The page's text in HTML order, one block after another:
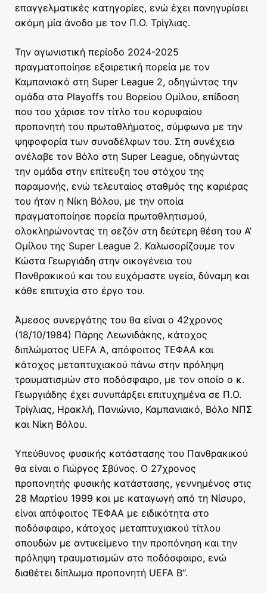
επαγγελματικές κατηγορίες, ενώ έχει πανηγυρίσει
ακόμη μία άνοδο με τον Π.Ο. Τρίγλιας.
Την αγωνιστική περίοδο 2024-2025
πραγματοποίησε εξαιρετική πορεία με τον
Καμπανιακό στη Super League 2, οδηγώντας την
ομάδα στα Playoffs του Βορείου Ομίλου, επίδοση
που του χάρισε τον τίτλο του κορυφαίου
προπονητή του πρωταθλήματος, σύμφωνα με την
ψηφοφορία των συναδέλφων του. Στη συνέχεια
ανέλαβε τον Βόλο στη Super League, οδηγώντας
την ομάδα στην επίτευξη του στόχου της
παραμονής, ενώ τελευταίος σταθμός της καριέρας
του ήταν η Νίκη Βόλου, με την οποία
πραγματοποίησε πορεία πρωταθλητισμού,
ολοκληρώνοντας τη σεζόν στη δεύτερη θέση του Α’
Ομίλου της Super League 2. Καλωσορίζουμε τον
Κώστα Γεωργιάδη στην οικογένεια του
Πανθρακικού και του ευχόμαστε υγεία, δύναμη και
κάθε επιτυχία στο έργο του.
Άμεσος συνεργάτης του θα είναι ο 42χρονος
(18/10/1984) Πάρης Λεωνιδάκης, κάτοχος
διπλώματος UEFA A, απόφοιτος ΤΕΦΑΑ και
κάτοχος μεταπτυχιακού πάνω στην πρόληψη
τραυματισμών στο ποδόσφαιρο, με τον οποίο ο κ.
Γεωργιάδης έχει συνυπάρξει επιτυχημένα σε Π.Ο.
Τρίγλιας, Ηρακλή, Πανιώνιο, Καμπανιακό, Βόλο ΝΠΣ
και Νίκη Βόλου.
Υπεύθυνος φυσικής κατάστασης του Πανθρακικού
θα είναι ο Γιώργος Σβύνος. Ο 27χρονος
προπονητής φυσικής κατάστασης, γεννημένος στις
28 Μαρτίου 1999 και με καταγωγή από τη Νίσυρο,
είναι απόφοιτος ΤΕΦΑΑ με ειδικότητα στο
ποδόσφαιρο, κάτοχος μεταπτυχιακού τίτλου
σπουδών με αντικείμενο την προπόνηση και την
πρόληψη τραυματισμών στο ποδόσφαιρο, ενώ
διαθέτει δίπλωμα προπονητή UEFA B“.